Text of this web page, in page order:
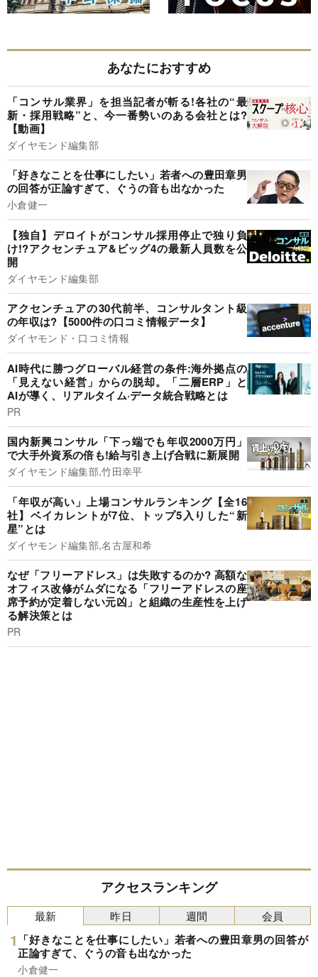
あなたにおすすめ
「コンサル業界」を担当記者が斬る!各社の“最
新・採用戦略”と、今一番勢いのある会社とは?
【動画】
ダイヤモンド編集部
「好きなことを仕事にしたい」若者への豊田章男
の回答が正論すぎて、ぐうの音も出なかった
小倉健一
【独自】デロイトがコンサル採用停止で独り負
け!?アクセンチュア&ビッグ4の最新人員数を公
開
ダイヤモンド編集部
アクセンチュアの30代前半、コンサルタント級
の年収は?【5000件の口コミ情報データ】
ダイヤモンド・口コミ情報
AI時代に勝つグローバル経営の条件:海外拠点の
「見えない経営」からの脱却。「二層ERP」と
AIが導く、リアルタイム·データ統合戦略とは
PR
国内新興コンサル「下っ端でも年収2000万円」
で大手外資系の倍も!給与引き上げ合戦に新展開
ダイヤモンド編集部,竹田幸平
「年収が高い」上場コンサルランキング【全16
社】ベイカレントが7位、トップ5入りした“新
星”とは
ダイヤモンド編集部,名古屋和希
なぜ「フリーアドレス」は失敗するのか? 高額な
オフィス改修がムダになる「フリーアドレスの座
席予約が定着しない元凶」と組織の生産性を上げ
る解決策とは
PR
アクセスランキング
最新
「好きなことを仕事にしたい」若者への豊田章男の回答が
正論すぎて、ぐうの音も出なかった
小倉健一
昨日 週間 会員